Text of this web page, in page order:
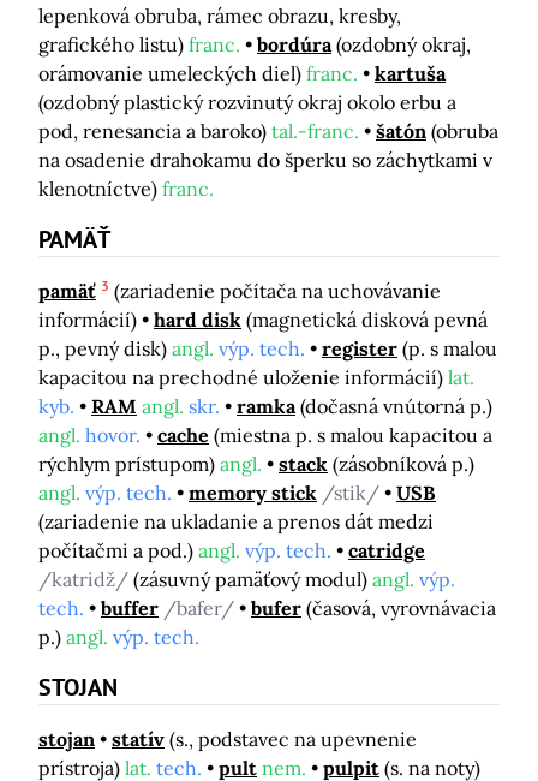
lepenková obruba, rámec obrazu, kresby,
grafického listu) franc. bordúra (ozdobný okraj,
orámovanie umeleckých diel) franc.
kartuša
(ozdobný plastický rozvinutý okraj okolo erbu a
pod, renesancia a baroko) tal.-franc. šatón (obruba
na osadenie drahokamu do šperku so záchytkami v
klenotníctve) franc.
PAMÄŤ
pamäť 3 (zariadenie počítača na uchovávanie
informácií)
hard disk (magnetická disková pevná
p., pevný disk) angl. výp. tech. register (p. s malou
kapacitou na prechodné uloženie informácií) lat.
kyb.
RAM angl. skr. ramka (dočasná vnútorná p.)
angl. hovor. cache (miestna p. s malou kapacitou a
rýchlym prístupom) angl. stack (zásobníková p.)
angl. výp. tech. memory stick /stik/
USB
(zariadenie na ukladanie a prenos dát medzi
počítačmi a pod.) angl. výp. tech.
catridge
/katridž/ (zásuvný pamäťový modul) angl. výp.
tech.
buffer /bafer/ bufer (časová, vyrovnávacia
p.) angl. výp. tech.
STOJAN
stojan statív (s., podstavec na upevnenie
prístroja) lat. tech. pult nem. pulpit (s. na noty)